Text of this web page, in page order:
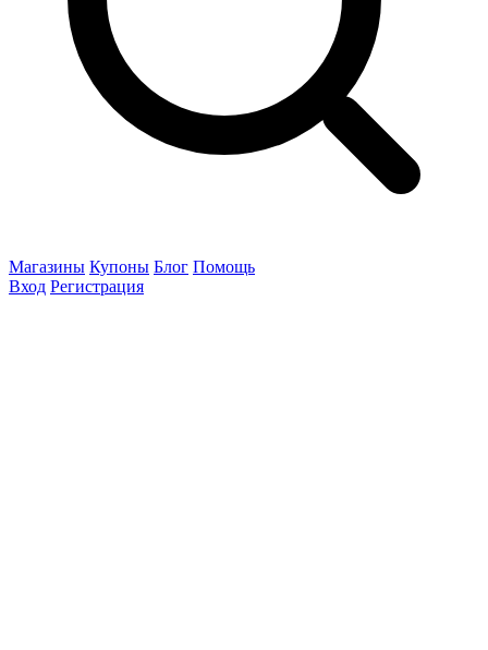
Магазины Купоны Блог Помощь
Вход Регистрация